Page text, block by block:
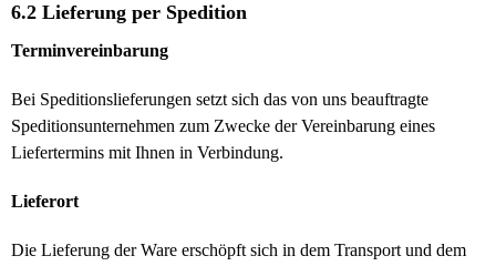
6.2 Lieferung per Spedition
Terminvereinbarung
Bei Speditionslieferungen setzt sich das von uns beauftragte
Speditionsunternehmen zum Zwecke der Vereinbarung eines
Liefertermins mit Ihnen in Verbindung.
Lieferort
Die Lieferung der Ware erschöpft sich in dem Transport und dem